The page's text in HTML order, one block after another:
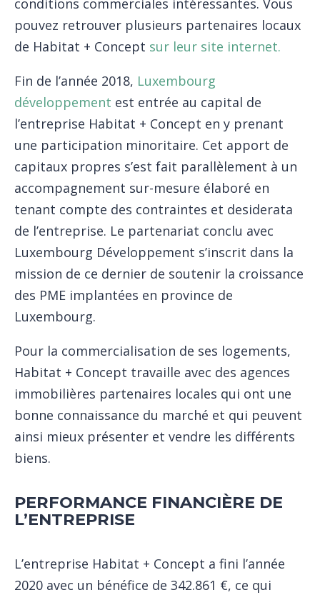
conditions commerciales intéressantes. Vous
pouvez retrouver plusieurs partenaires locaux
de Habitat + Concept sur leur site internet.
Fin de l’année 2018, Luxembourg
développement est entrée au capital de
l’entreprise Habitat + Concept en y prenant
une participation minoritaire. Cet apport de
capitaux propres s’est fait parallèlement à un
accompagnement sur-mesure élaboré en
tenant compte des contraintes et desiderata
de l’entreprise. Le partenariat conclu avec
Luxembourg Développement s’inscrit dans la
mission de ce dernier de soutenir la croissance
des PME implantées en province de
Luxembourg.
Pour la commercialisation de ses logements,
Habitat + Concept travaille avec des agences
immobilières partenaires locales qui ont une
bonne connaissance du marché et qui peuvent
ainsi mieux présenter et vendre les différents
biens.
PERFORMANCE FINANCIÈRE DE
L’ENTREPRISE
L’entreprise Habitat + Concept a fini l’année
2020 avec un bénéfice de 342.861 €, ce qui